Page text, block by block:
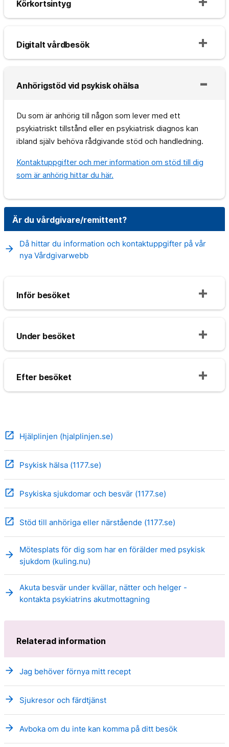
Körkortsintyg
Digitalt vårdbesök
Anhörigstöd vid psykisk ohälsa
Du som är anhörig till någon som lever med ett
psykiatriskt tillstånd eller en psykiatrisk diagnos kan
ibland själv behöva rådgivande stöd och handledning.
Kontaktuppgifter och mer information om stöd till dig
som är anhörig hittar du här.
Är du vårdgivare/remittent?
arrow_forward
Då hittar du information och kontaktuppgifter på vår
nya Vårdgivarwebb
Inför besöket
Under besöket
Efter besöket
open_in_new Hjälplinjen (hjalplinjen.se)
open_in_new Psykisk hälsa (1177.se)
open_in_new Psykiska sjukdomar och besvär (1177.se)
open_in_new Stöd till anhöriga eller närstående (1177.se)
arrow_forward
Mötesplats för dig som har en förälder med psykisk
sjukdom (kuling.nu)
arrow_forward
Akuta besvär under kvällar, nätter och helger -
kontakta psykiatrins akutmottagning
Relaterad information
arrow_forward Jag behöver förnya mitt recept
arrow_forward Sjukresor och färdtjänst
arrow_forward Avboka om du inte kan komma på ditt besök